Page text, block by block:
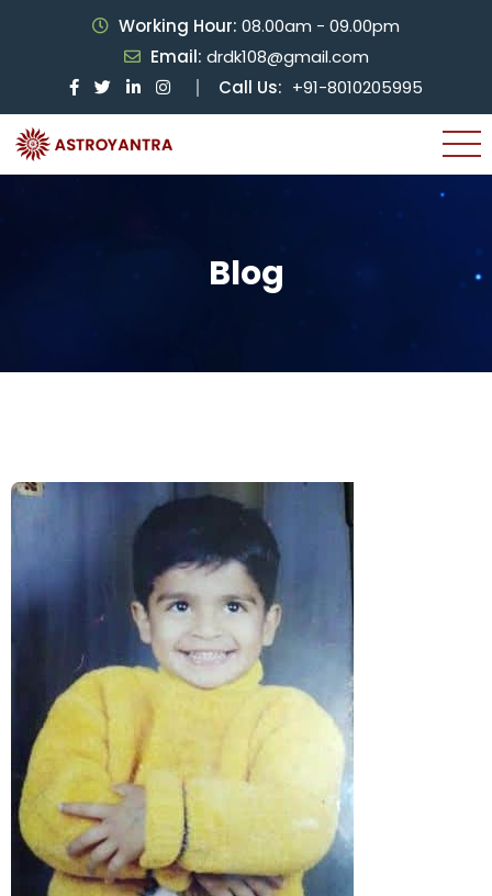
Working Hour: 08.00am - 09.00pm
Email: drdk108@gmail.com
Call Us: +91-8010205995
Blog